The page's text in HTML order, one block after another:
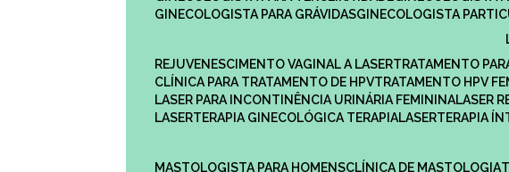
GINECOLOGISTA PARA GRÁVIDAS
GINECOLOGISTA
REJUVENESCIMENTO VAGINAL A LASER
TRATAMENTO
CLÍNICA PARA TRATAMENTO DE HPV
TRATAMENTO HPV
LASER PARA INCONTINÊNCIA URINÁRIA FEMININA LASER
LASERTERAPIA GINECOLÓGICA TERAPIA LASERTERAPIA
MASTOLOGISTA PARA HOMENS
CLÍNICA DE MASTOLOGIA